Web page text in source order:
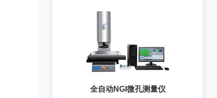
体内体外相关性测试系统
全自动NGI微孔测量仪